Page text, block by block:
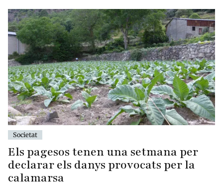
Societat
Els pagesos tenen una setmana per
declarar els danys provocats per la
calamarsa